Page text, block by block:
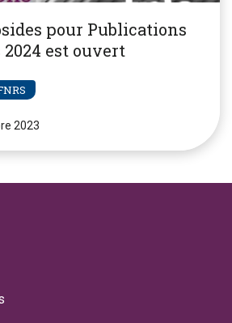
pour Publications
est ouvert
2023